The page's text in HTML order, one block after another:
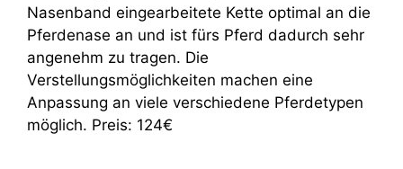
Nasenband eingearbeitete Kette optimal an die
Pferdenase an und ist fürs Pferd dadurch sehr
angenehm zu tragen. Die
Verstellungsmöglichkeiten machen eine
Anpassung an viele verschiedene Pferdetypen
möglich. Preis: 124€